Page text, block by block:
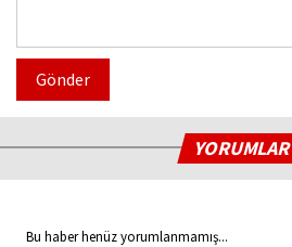
Gönder
YORUMLAR
Bu haber henüz yorumlanmamış...